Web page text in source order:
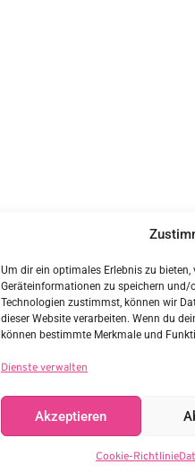
Um dir ein optimales Erlebnis zu
Geräteinformationen zu speichern und/
Technologien zustimmst, können wir
dieser Website verarbeiten. Wenn du
können bestimmte Merkmale und
Dienste verwalten
Akzeptieren
Cookie-Richtlinie